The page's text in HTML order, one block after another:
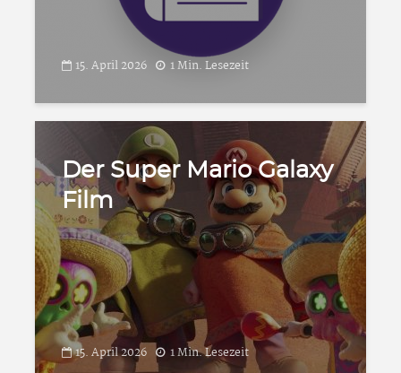
15. April 2026 1 Min. Lesezeit
Der Super Mario Galaxy
Film
15. April 2026 1 Min. Lesezeit